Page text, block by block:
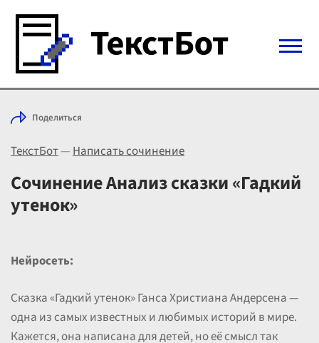
Войти с Telegram
Выбрать режим
Цены
Поделиться
ТекстБот—Написать сочинение
Сочинение Анализ сказки «Гадкий
утенок»
Нейросеть:
Сказка «Гадкий утенок» Ганса Христиана Андерсена —
одна из самых известных и любимых историй в мире.
Кажется, она написана для детей, но её смысл так